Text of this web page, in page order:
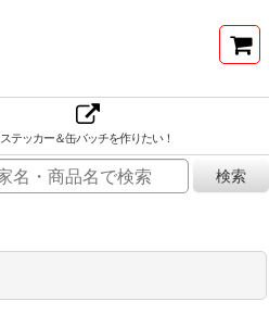
ステッカー＆缶バッチを作りたい！